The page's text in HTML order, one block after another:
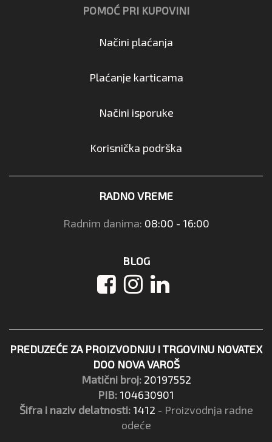
POMOĆ PRI KUPOVINI
Načini plaćanja
Plaćanje karticama
Načini isporuke
Korisnička podrška
RADNO VREME
Radnim danima: 08:00 - 16:00
BLOG
PREDUZEĆE ZA PROIZVODNJU I TRGOVINU NOVATEX
DOO NOVA VAROŠ
Matični broj: 20197552
PIB: 104630901
Šifra i naziv delatnosti: 1412 - Proizvodnja radne
odeće